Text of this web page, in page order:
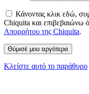
Κάνοντας κλικ εδώ,
Chiquita και επιβεβαιώνω
Απορρήτου της Chiquita.
Κλείστε αυτό το παράθυρο